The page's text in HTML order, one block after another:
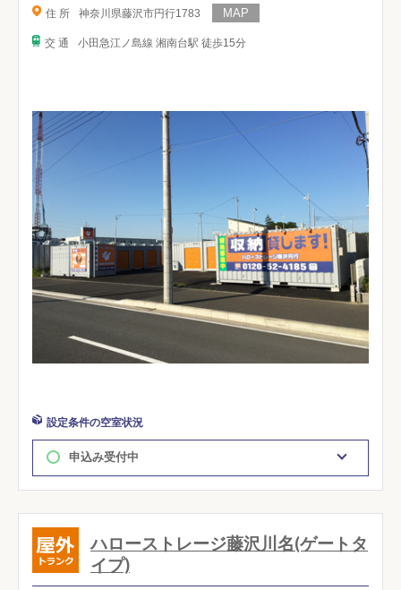
住 所 神奈川県藤沢市円行1783
交 通 小田急江ノ島線 湘南台駅 徒歩15分
設定条件の空室状況
申込み受付中
ハローストレージ藤沢川名(ゲートタ
イプ)